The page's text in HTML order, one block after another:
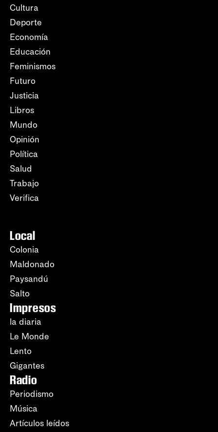
Cultura
Deporte
Economía
Educación
Feminismos
Futuro
Justicia
Libros
Mundo
Opinión
Política
Salud
Trabajo
Verifica
Local
Colonia
Maldonado
Paysandú
Salto
Impresos
la diaria
Le Monde
Lento
Gigantes
Radio
Periodismo
Música
Artículos leídos